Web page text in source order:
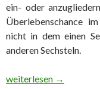
ein- oder
Überlebenschance
nicht in dem einen
anderen Sechsteln.
Staatsgewalten mit
weiterlesen →